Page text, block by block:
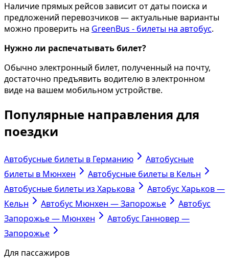
Наличие прямых рейсов зависит от даты поиска и
предложений перевозчиков — актуальные варианты
можно проверить на GreenBus - билеты на автобус.
Нужно ли распечатывать билет?
Обычно электронный билет, полученный на почту,
достаточно предъявить водителю в электронном
виде на вашем мобильном устройстве.
Популярные направления для
поездки
Автобусные билеты в Германию
Автобусные
билеты в Мюнхен
Автобусные билеты в Кельн
Автобусные билеты из Харькова
Автобус Харьков —
Кельн
Автобус Мюнхен — Запорожье
Автобус
Запорожье — Мюнхен
Автобус Ганновер —
Запорожье
Для пассажиров